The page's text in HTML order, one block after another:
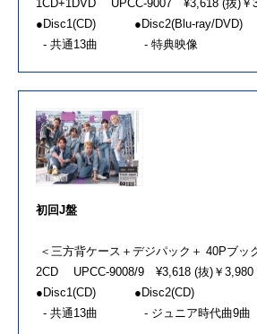
1CD+1DVD UPCC-9007 ¥3,618 (抜)￥
●Disc1(CD) ●Disc2(Blu-ray/DVD)
- 共通13曲 - 特典映像
初回J盤
＜三方背ケース＋デジパック＋ 40Pブ
2CD UPCC-9008/9 ¥3,618 (抜)￥3,980
●Disc1(CD) ●Disc2(CD)
- 共通13曲 - ジュニア時代曲9曲